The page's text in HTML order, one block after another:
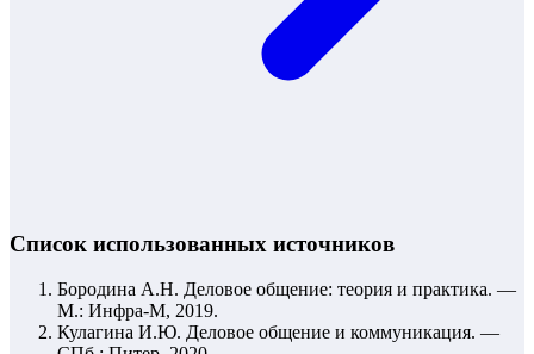
Список использованных источников
Бородина А.Н. Деловое общение: теория и практика. —
М.: Инфра-М, 2019.
Кулагина И.Ю. Деловое общение и коммуникация. —